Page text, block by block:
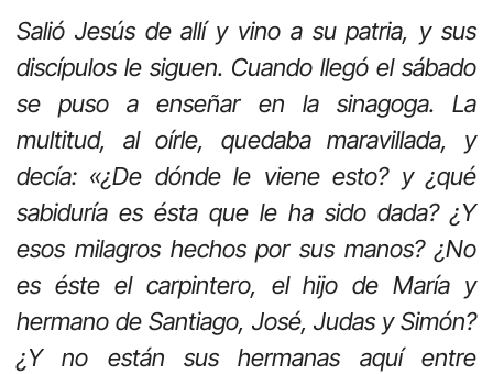
Salió Jesús de allí y vino a su patria, y sus
discípulos le siguen. Cuando llegó el sábado
se puso a enseñar en la sinagoga. La
multitud, al oírle, quedaba maravillada, y
decía: «¿De dónde le viene esto? y ¿qué
sabiduría es ésta que le ha sido dada? ¿Y
esos milagros hechos por sus manos? ¿No
es éste el carpintero, el hijo de María y
hermano de Santiago, José, Judas y Simón?
¿Y no están sus hermanas aquí entre